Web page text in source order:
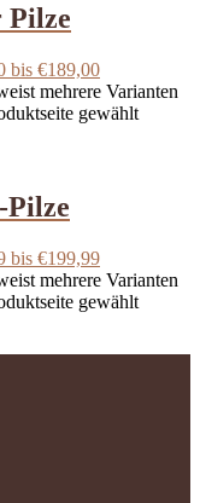
Pilze
bis €189,00
mehrere Varianten
gewählt
Pilze
bis €199,99
mehrere Varianten
gewählt